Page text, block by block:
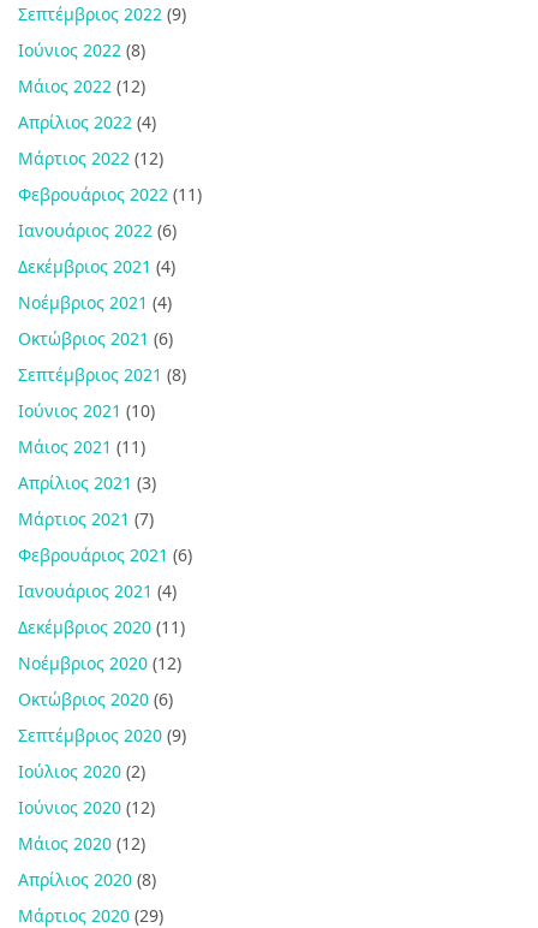
Σεπτέμβριος 2022 (9)
Ιούνιος 2022 (8)
Μάιος 2022 (12)
Απρίλιος 2022 (4)
Μάρτιος 2022 (12)
Φεβρουάριος 2022 (11)
Ιανουάριος 2022 (6)
Δεκέμβριος 2021 (4)
Νοέμβριος 2021 (4)
Οκτώβριος 2021 (6)
Σεπτέμβριος 2021 (8)
Ιούνιος 2021 (10)
Μάιος 2021 (11)
Απρίλιος 2021 (3)
Μάρτιος 2021 (7)
Φεβρουάριος 2021 (6)
Ιανουάριος 2021 (4)
Δεκέμβριος 2020 (11)
Νοέμβριος 2020 (12)
Οκτώβριος 2020 (6)
Σεπτέμβριος 2020 (9)
Ιούλιος 2020 (2)
Ιούνιος 2020 (12)
Μάιος 2020 (12)
Απρίλιος 2020 (8)
Μάρτιος 2020 (29)